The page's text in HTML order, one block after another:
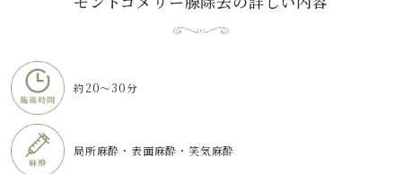
約20～30分
局所麻酔・表面麻酔・笑気麻酔